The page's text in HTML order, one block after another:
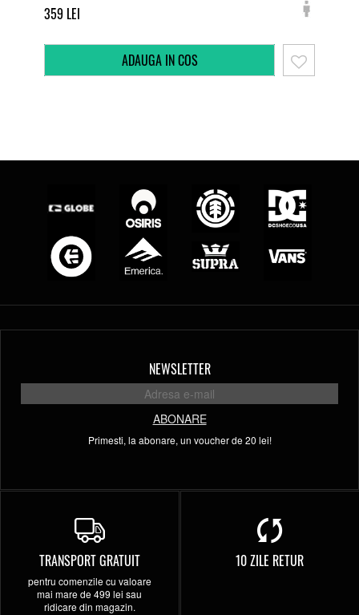
359
NEWSLETTER
ABONARE
Primesti, la abonare, un voucher de 20 lei!
TRANSPORT GRATUIT
pentru comenzile cu valoare
mai mare de 499 lei sau
ridicare din magazin.
10 ZILE RETUR